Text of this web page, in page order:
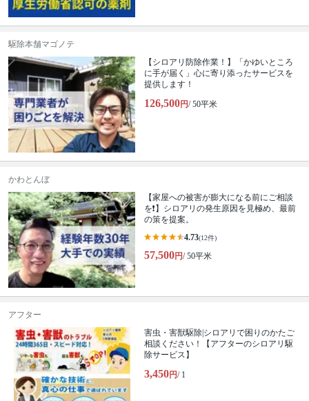
駆除本舗マゴノテ
【シロアリ防除作業！】「かゆいところ
に手が届く」心に寄り添ったサービスを
提供します！
126,500円/ 50平米
かわとんぼ
【家屋への被害が膨大になる前にご相談
を❗️】シロアリの発生原因を見極め、最前
の策を提案。
4.73(12件)
57,500円/ 50平米
アフター
害虫・害獣駆除|シロアリで困りのかたご
相談ください！【アフターのシロアリ駆
除サービス】
3,450円/ 1